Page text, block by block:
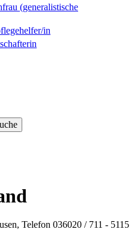
(generalistische
in
Telefon 036020 / 711 - 5115